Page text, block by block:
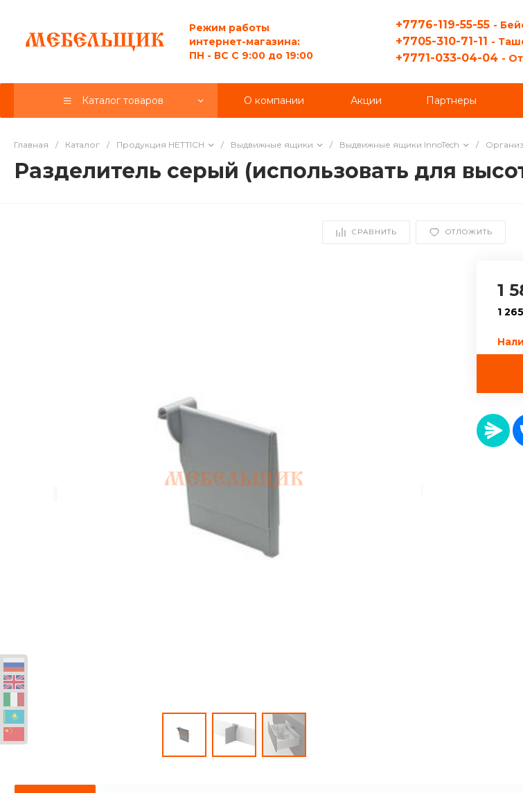
Режим работы
интернет-магазина:
ПН - ВС C 9:00 до 19:00
+7776-119-55-55 -
+7705-310-71-11 -
+7771-033-04-04 -
Каталог товаров О компании Акции Партнеры
Главная / Каталог / Продукция HETTICH / Выдвижные ящики / Выдвижные ящики InnoTech /
Разделитель серый (использовать для
СРАВНИТЬ ОТЛОЖИТЬ
1
1